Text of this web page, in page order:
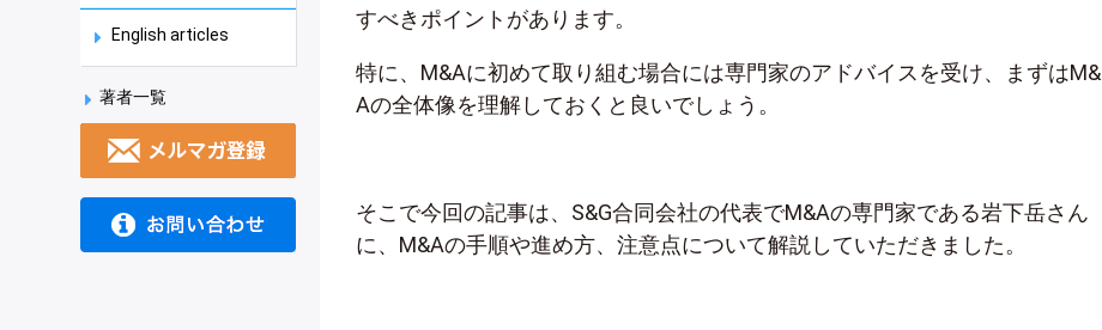
English articles
著者一覧
すべきポイントがあります。
特に、M&Aに初めて取り組む場合には専門家のアドバイスを受け、まずはM&
Aの全体像を理解しておくと良いでしょう。
そこで今回の記事は、S&G合同会社の代表でM&Aの専門家である岩下岳さん
に、M&Aの手順や進め方、注意点について解説していただきました。